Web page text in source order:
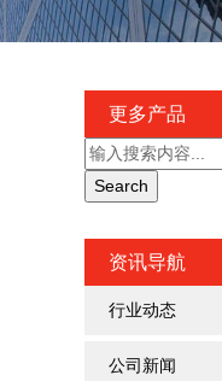
更多产品
资讯导航
行业动态
公司新闻